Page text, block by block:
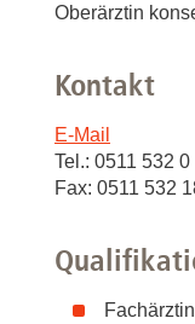
Oberärztin
Kontakt
E-Mail
Tel.: 0511 532 0
Fax: 0511 532